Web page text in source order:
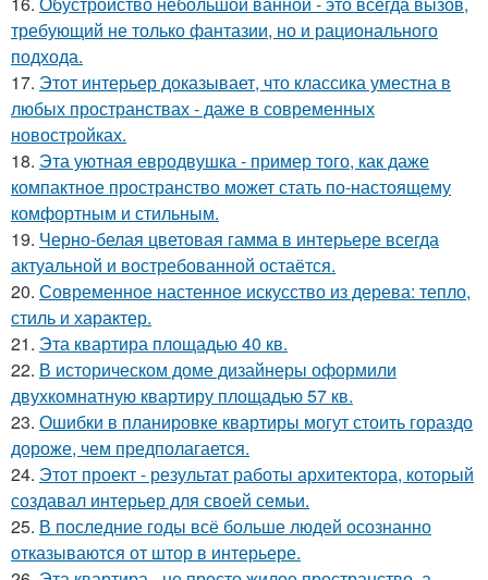
требующий не только фантазии, но и рационального
подхода.
17. Этот интерьер доказывает, что классика уместна в
любых пространствах - даже в современных
новостройках.
18. Эта уютная евродвушка - пример того, как даже
компактное пространство может стать по-настоящему
комфортным и стильным.
19. Черно-белая цветовая гамма в интерьере всегда
актуальной и востребованной остаётся.
20. Современное настенное искусство из дерева: тепло,
стиль и характер.
21. Эта квартира площадью 40 кв.
22. В историческом доме дизайнеры оформили
двухкомнатную квартиру площадью 57 кв.
23. Ошибки в планировке квартиры могут стоить гораздо
дороже, чем предполагается.
24. Этот проект - результат работы архитектора, который
создавал интерьер для своей семьи.
25. В последние годы всё больше людей осознанно
отказываются от штор в интерьере.